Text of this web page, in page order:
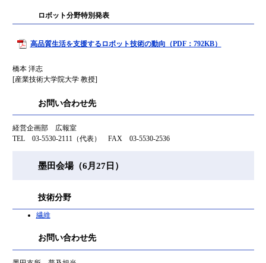
ロボット分野特別発表
高品質生活を支援するロボット技術の動向（PDF：792KB）
橋本 洋志
[産業技術大学院大学 教授]
お問い合わせ先
経営企画部 広報室
TEL 03-5530-2111（代表） FAX 03-5530-2536
墨田会場（6月27日）
技術分野
繊維
お問い合わせ先